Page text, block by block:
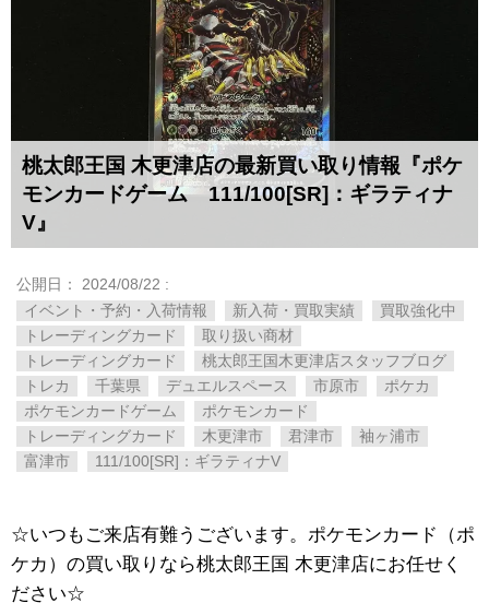
桃太郎王国 木更津店の最新買い取り情報『ポケ
モンカードゲーム 111/100[SR]：ギラティナ
V』
公開日： 2024/08/22 :
イベント・予約・入荷情報
新入荷・買取実績
買取強化中
トレーディングカード
取り扱い商材
トレーディングカード
桃太郎王国木更津店スタッフブログ
トレカ
千葉県 デュエルスペース 市原市
ポケカ
ポケモンカードゲーム
ポケモンカード
トレーディングカード
木更津市 君津市
袖ヶ浦市
富津市
111/100[SR]：ギラティナV
☆いつもご来店有難うございます。ポケモンカード（ポ
ケカ）の買い取りなら桃太郎王国 木更津店にお任せく
ださい☆